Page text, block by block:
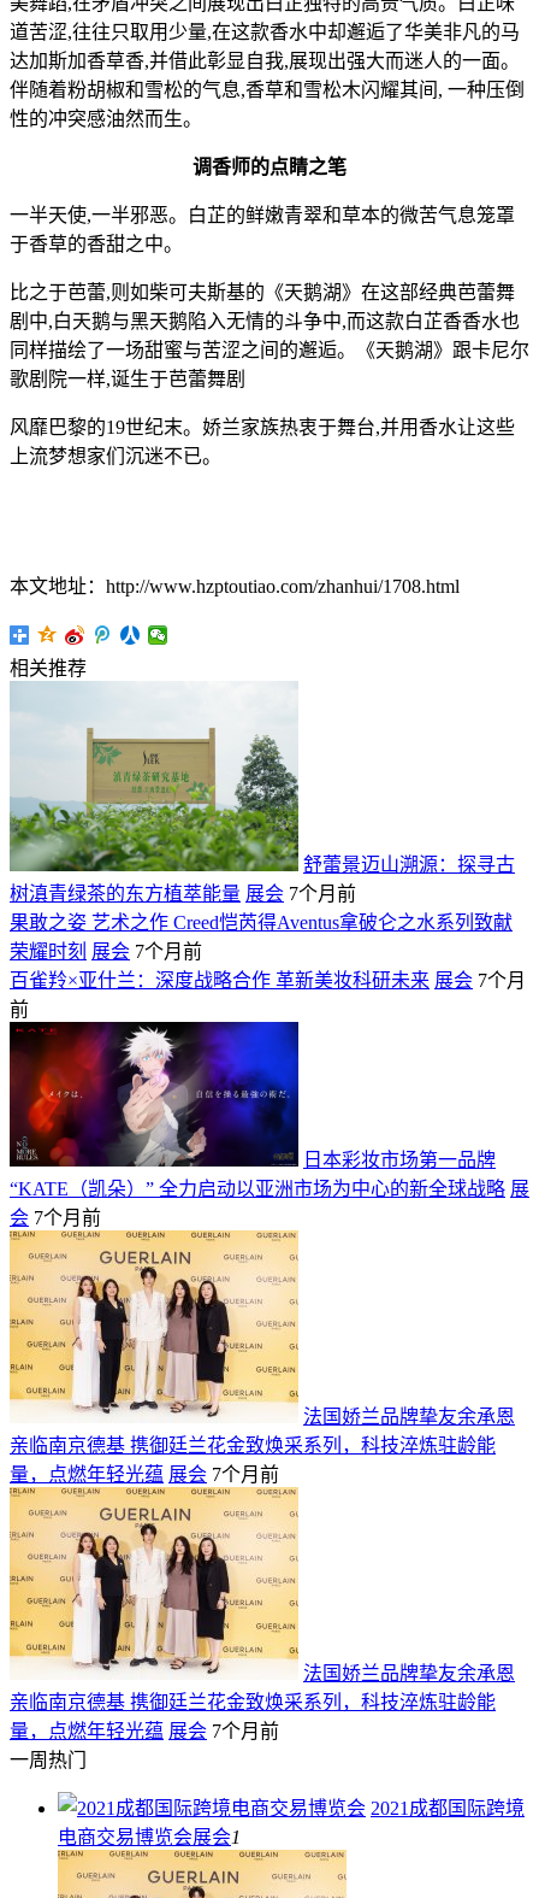
道苦涩,往往只取用少量,在这款香水中却邂逅了华美非凡的马
达加斯加香草香,并借此彰显自我,展现出强大而迷人的一面。
伴随着粉胡椒和雪松的气息,香草和雪松木闪耀其间, 一种压倒
性的冲突感油然而生。
调香师的点睛之笔
一半天使,一半邪恶。白芷的鲜嫩青翠和草本的微苦气息笼罩
于香草的香甜之中。
比之于芭蕾,则如柴可夫斯基的《天鹅湖》在这部经典芭蕾舞
剧中,白天鹅与黑天鹅陷入无情的斗争中,而这款白芷香香水也
同样描绘了一场甜蜜与苦涩之间的邂逅。《天鹅湖》跟卡尼尔
歌剧院一样,诞生于芭蕾舞剧
风靡巴黎的19世纪末。娇兰家族热衷于舞台,并用香水让这些
上流梦想家们沉迷不已。
本文地址：http://www.hzptoutiao.com/zhanhui/1708.html
相关推荐
舒蕾景迈山溯源：探寻古
树滇青绿茶的东方植萃能量 展会 7个月前
果敢之姿 艺术之作 Creed恺芮得Aventus拿破仑之水系列致献
荣耀时刻 展会 7个月前
百雀羚×亚什兰：深度战略合作 革新美妆科研未来 展会 7个月
前
日本彩妆市场第一品牌
“KATE（凯朵）” 全力启动以亚洲市场为中心的新全球战略 展
会 7个月前
法国娇兰品牌挚友余承恩
亲临南京德基 携御廷兰花金致焕采系列，科技淬炼驻龄能
量，点燃年轻光蕴 展会 7个月前
法国娇兰品牌挚友余承恩
亲临南京德基 携御廷兰花金致焕采系列，科技淬炼驻龄能
量，点燃年轻光蕴 展会 7个月前
一周热门
2021成都国际跨境
电商交易博览会展会1